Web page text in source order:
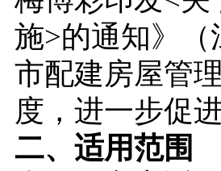
施>的通知》（
市配建房屋管
度，进一步促
二、适用范围